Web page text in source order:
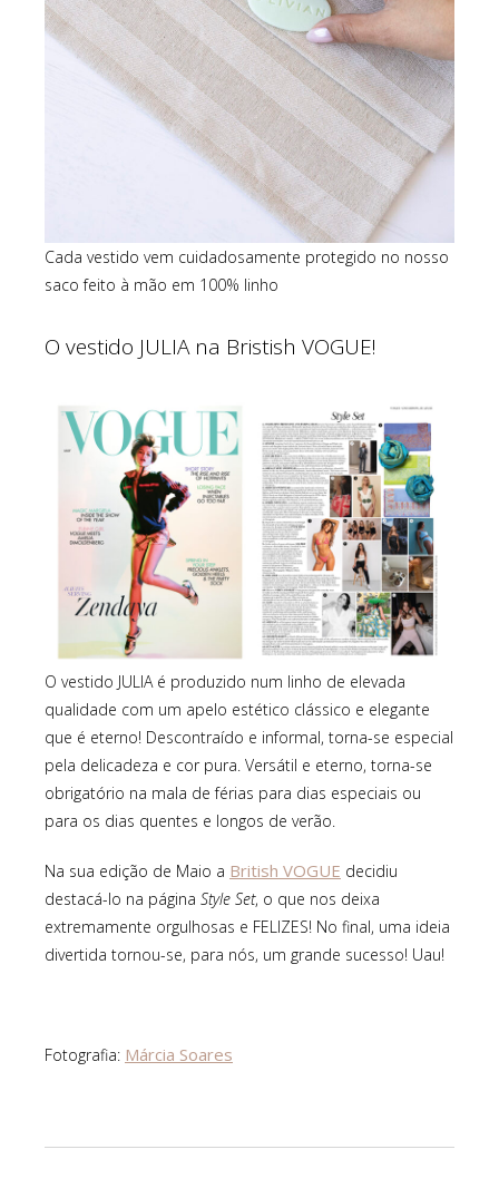
Cada vestido vem cuidadosamente protegido no nosso
saco feito à mão em 100% linho
O vestido JULIA na Bristish VOGUE!
O vestido JULIA é produzido num linho de elevada
qualidade com um apelo estético clássico e elegante
que é eterno! Descontraído e informal, torna-se especial
pela delicadeza e cor pura. Versátil e eterno, torna-se
obrigatório na mala de férias para dias especiais ou
para os dias quentes e longos de verão.
Na sua edição de Maio a British VOGUE decidiu
destacá-lo na página Style Set, o que nos deixa
extremamente orgulhosas e FELIZES! No final, uma ideia
divertida tornou-se, para nós, um grande sucesso! Uau!
Fotografia: Márcia Soares